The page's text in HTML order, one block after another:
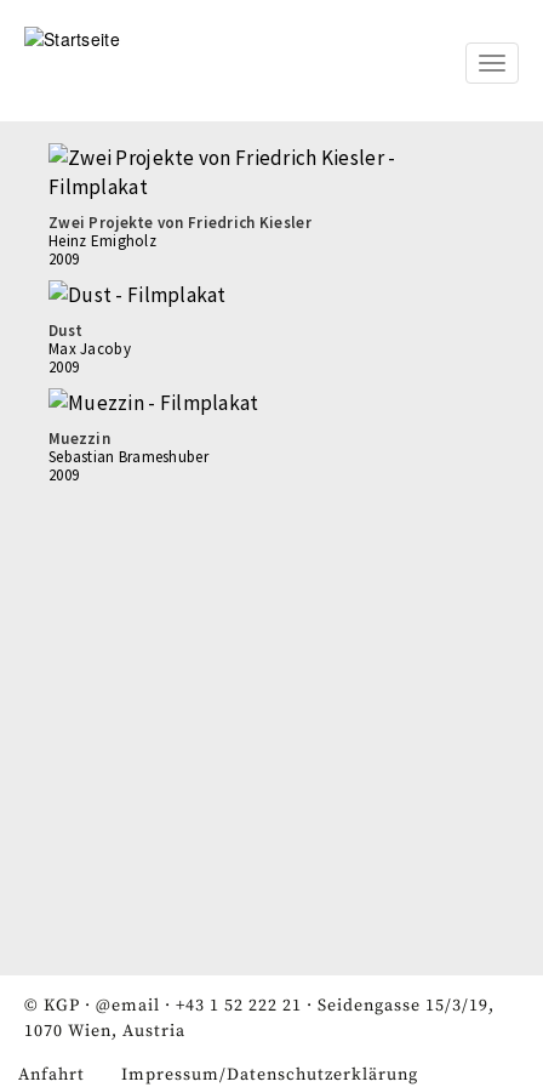
zum
Toggle
Zwei Projekte von Friedrich Kiesler
Heinz Emigholz
2009
Dust
Max Jacoby
2009
Muezzin
Sebastian Brameshuber
2009
© KGP · @email · +43 1 52 222 21 · Seidengasse 15/3/19,
1070 Wien, Austria
Anfahrt Impressum/Datenschutzerklärung